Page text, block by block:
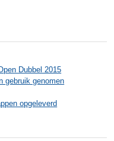
Dubbel 2015
gebruik genomen
opgeleverd